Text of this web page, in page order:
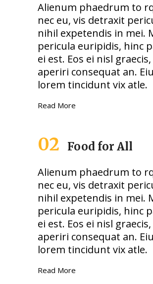
Alienum phaedrum to
nec eu, vis detraxit
nihil expetendis in mei.
pericula euripidis, hinc
ei est. Eos ei nisl
aperiri consequat an.
lorem tincidunt vix atle.
Read More
02 Food for All
Alienum phaedrum to
nec eu, vis detraxit
nihil expetendis in mei.
pericula euripidis, hinc
ei est. Eos ei nisl
aperiri consequat an.
lorem tincidunt vix atle.
Read More